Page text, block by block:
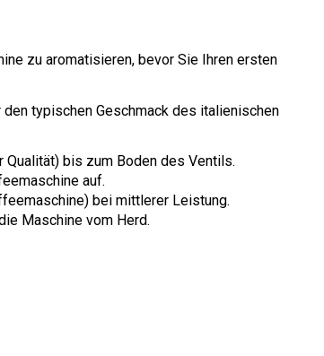
zu aromatisieren, bevor Sie Ihren ersten
typischen Geschmack des italienischen
bis zum Boden des Ventils.
auf.
bei mittlerer Leistung.
Maschine vom Herd.